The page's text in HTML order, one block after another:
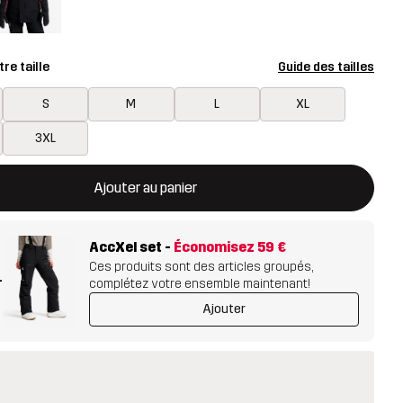
taille Guide des tailles
S M L XL
3XL
Ajouter au panier
une fenêtre modale confirmant un nouvel article dans le
AccXel set - Économisez 59 €
Ces produits sont des articles groupés,
complétez votre ensemble maintenant!
Ajouter